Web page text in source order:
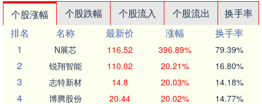
个股涨幅 个股跌幅 个股流入 个股流出
换手率
排名
名称 最新价 涨幅
换手率
1
N展芯 116.52 396.89% 79.39%
2 锐翔智能 110.02 20.21% 16.80%
3 志特新材 14.8 20.03% 14.18%
4 博腾股份 20.44 20.02% 14.77%